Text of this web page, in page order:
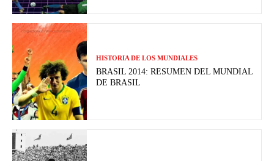
HISTORIA DE LOS MUNDIALES
BRASIL 2014: RESUMEN DEL MUNDIAL
DE BRASIL